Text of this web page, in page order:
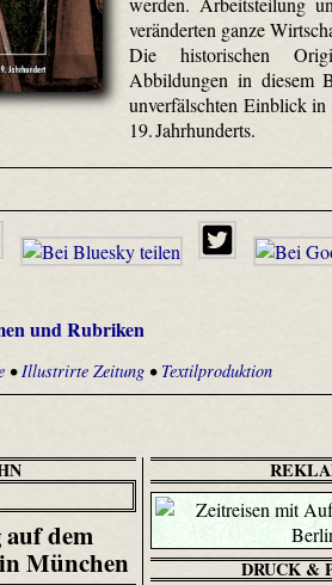
veränderten ganze
Die historischen
Abbildungen in diesem
unverfälschten Einblick
19. Jahrhunderts.
und Rubriken
•Illustrirte Zeitung • Textilproduktion
dem
München DRUCK &